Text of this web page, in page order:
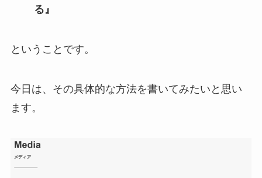
る』
ということです。
今日は、その具体的な方法を書いてみたいと思い
ます。